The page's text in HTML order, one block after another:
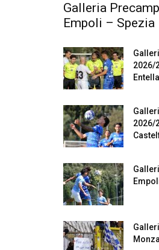
Galleria
Empoli – Spezia
2026/
Entella
2026/